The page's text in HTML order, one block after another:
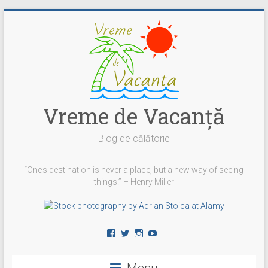
Vreme de Vacanţă
Blog de călătorie
“One’s destination is never a place, but a new way of seeing
things.” – Henry Miller
Vezi
pe
Vezi
pe
VeziYouTube